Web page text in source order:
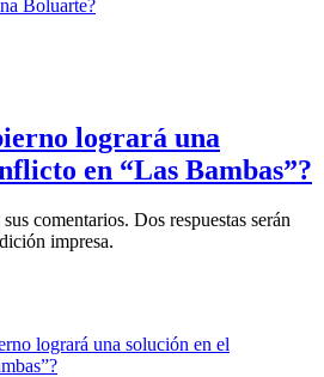
logrará una
en “Las Bambas”?
comentarios. Dos respuestas serán
impresa.